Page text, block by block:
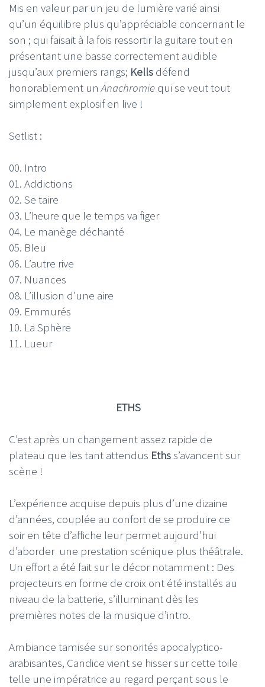
Mis en valeur par un jeu de lumière varié ainsi
qu’un équilibre plus qu’appréciable concernant le
son ; qui faisait à la fois ressortir la guitare tout en
présentant une basse correctement audible
jusqu’aux premiers rangs; Kells défend
honorablement unAnachromie qui se veut tout
simplement explosif en live !
Setlist :
00. Intro
01. Addictions
02. Se taire
03. L’heure que le temps va figer
04. Le manège déchanté
05. Bleu
06. L’autre rive
07. Nuances
08. L’illusion d’une aire
09. Emmurés
10. La Sphère
11. Lueur
ETHS
C’est après un changement assez rapide de
plateau que les tant attendus Ethss’avancent sur
scène !
L’expérience acquise depuis plus d’une dizaine
d’années, couplée au confort de se produire ce
soir en tête d’affiche leur permet aujourd’hui
d’aborder une prestation scénique plus théâtrale.
Un effort a été fait sur le décor notamment : Des
projecteurs en forme de croix ont été installés au
niveau de la batterie, s’illuminant dès les
premières notes de la musique d’intro.
Ambiance tamisée sur sonorités apocalyptico-
arabisantes, Candice vient se hisser sur cette toile
telle une impératrice au regard perçant sous le